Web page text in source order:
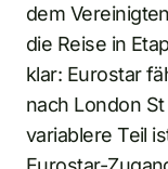
dem
die Reise in
klar: Eurostar
nach London
variablere Teil